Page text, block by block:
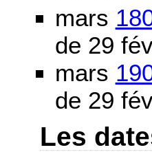
mars
de 29
mars
de 29
Les